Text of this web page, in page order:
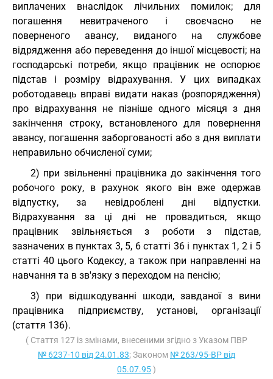
виплачених внаслідок лічильних помилок; для
погашення невитраченого і своєчасно не
поверненого авансу, виданого на службове
відрядження або переведення до іншої місцевості; на
господарські потреби, якщо працівник не оспорює
підстав і розміру відрахування. У цих випадках
роботодавець вправі видати наказ (розпорядження)
про відрахування не пізніше одного місяця з дня
закінчення строку, встановленого для повернення
авансу, погашення заборгованості або з дня виплати
неправильно обчисленої суми;
2) при звільненні працівника до закінчення того
робочого року, в рахунок якого він вже одержав
відпустку, за невідроблені дні відпустки.
Відрахування за ці дні не провадиться, якщо
працівник звільняється з роботи з підстав,
зазначених в пунктах 3, 5, 6 статті 36 і пунктах 1, 2 і 5
статті 40 цього Кодексу, а також при направленні на
навчання та в зв'язку з переходом на пенсію;
3) при відшкодуванні шкоди, завданої з вини
працівника підприємству, установі, організації
(стаття 136).
( Стаття 127 із змінами, внесеними згідно з Указом ПВР
№ 6237-10 від 24.01.83; Законом № 263/95-ВР від
05.07.95)